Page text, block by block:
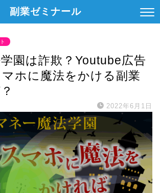
副業ゼミナール
園は詐欺？Youtube広告
ホに魔法をかける副業
2022年6月1日